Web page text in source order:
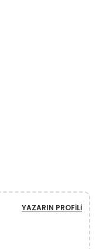
YAZARIN PROFILI